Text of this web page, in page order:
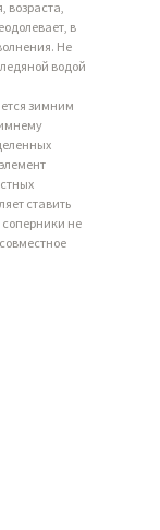
возраста,
в
Не
водой
зимним
ставить
не